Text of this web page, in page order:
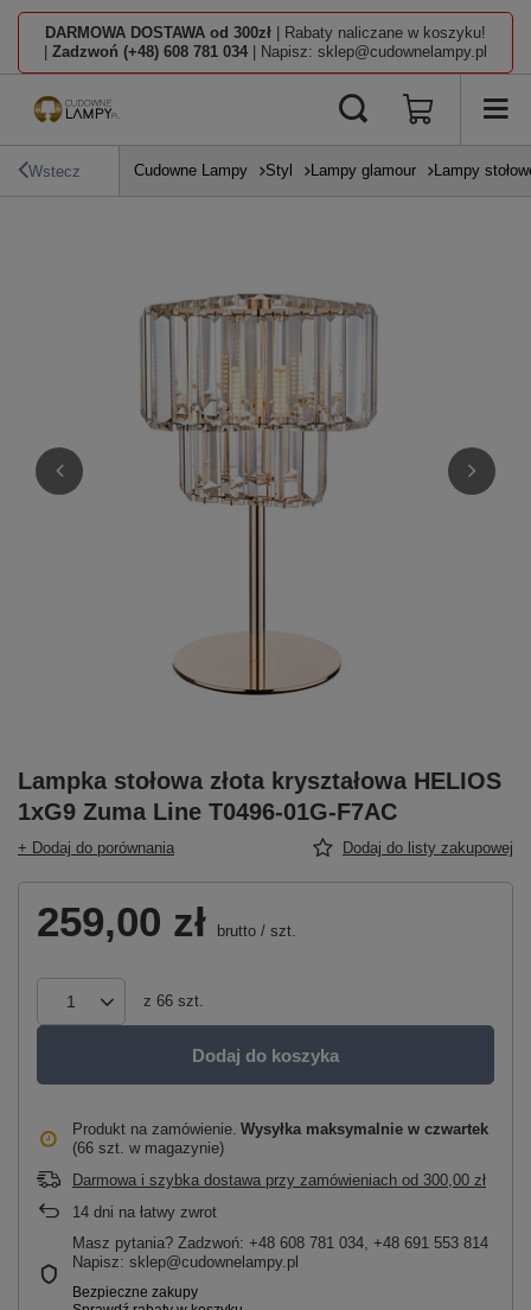
DARMOWA DOSTAWA od 300zł | Rabaty naliczane w koszyku!
Zadzwoń (+48) 608 781 034 | Napisz: sklep@cudownelampy.pl
Wstecz Cudowne Lampy Styl Lampy glamour Lampy
Lampka stołowa złota kryształowa HELIOS
1xG9 Zuma Line T0496-01G-F7AC
+ Dodaj do porównania Dodaj do listy zakupowej
259,00 zł brutto / szt.
z 66 szt.
Dodaj do koszyka
Produkt na zamówienie Wysyłka maksymalnie w czwartek
(66 szt. w magazynie)
Darmowa i szybka dostawa przy zamówieniach od 300,00 zł
14 dni na łatwy zwrot
Masz pytania? Zadzwoń: +48 608 781 034, +48 691 553 814
Napisz: sklep@cudownelampy.pl